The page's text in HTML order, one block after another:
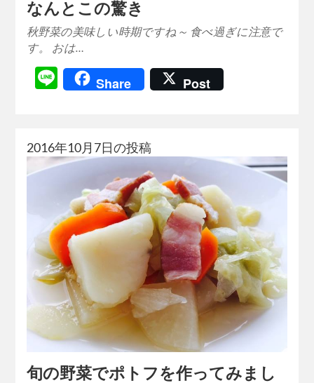
なんとこの驚き
秋野菜の美味しい時期ですね～ 食べ過ぎに注意で
す。 おは…
LineShare Post
2016年10月7日の投稿
旬の野菜でポトフを作ってみまし